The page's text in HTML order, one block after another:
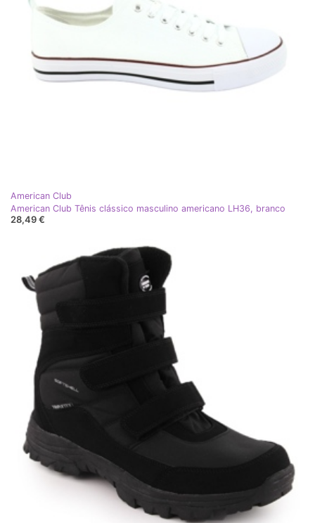
American Club
American Club Tênis clássico masculino americano LH36, branco
28,49 €